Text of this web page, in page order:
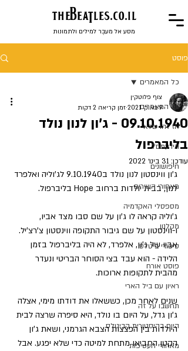
theBeaTles.co.il
מסע אל מעבֶר למילים ולתמונות
פוסט
כל המאמרים
אז זהו שלא
הידעתם?
חיפושונים
מאחורי השירים
מספסלי האקדמיה
מקלנון
סיפורי ביטלס
פוסט אורח
ראיון עם ביל הארי
תחשבו על זה
היום בהיסטורית הביטלס
מאחורי העטיפות
כל המאמרים
09.10.1940 - ג'ון לנון נולד
בליברפול
צוף פלוטקין
9 באוק׳ 2021
זמן קריאה 2 דקות
עודכן: 31 בינו׳ 2022
ג'ון ווינסטון לנון נולד ב9.10.1940 לג'וליה ואלפרד
לנון, בבית יולדות ברחוב Hope בליברפול.
ג'וליה קראה לו ג'ון על שם סבו מצד אביו,
ו-ווינסטון על שם גיבור התקופה ווינסטון צ'רצ'יל.
אביו של ג'ון, אלפרד, לא היה בליברפול בזמן
הלידה - הוא עבד בצי הסוחר הבריטי ונעדר
מהבית לתקופות ארוכות.
שנים לאחר מכן, כששאלו את דודתו מימי, אצלה
ג'ון גדל, על היום בו נולד, היא סיפרה שרצה לבית
היולדות בין הפצצות הצבא הגרמני, ושאת ג'ון
הקטן החביאו מתחת למיטה כדי שלא יפגע. אבל